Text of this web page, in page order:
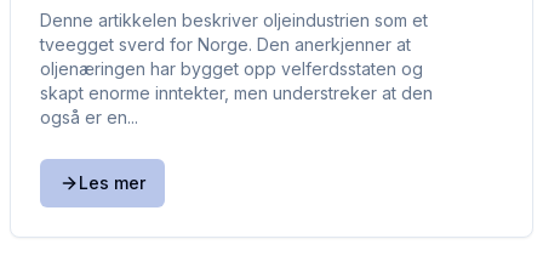
Denne artikkelen beskriver oljeindustrien som et
tveegget sverd for Norge. Den anerkjenner at
oljenæringen har bygget opp velferdsstaten og
skapt enorme inntekter, men understreker at den
også er en...
Les mer